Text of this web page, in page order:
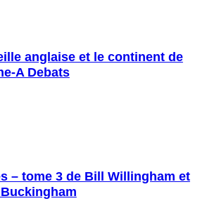
anglaise et le continent de
A Debats
– tome 3 de Bill Willingham et